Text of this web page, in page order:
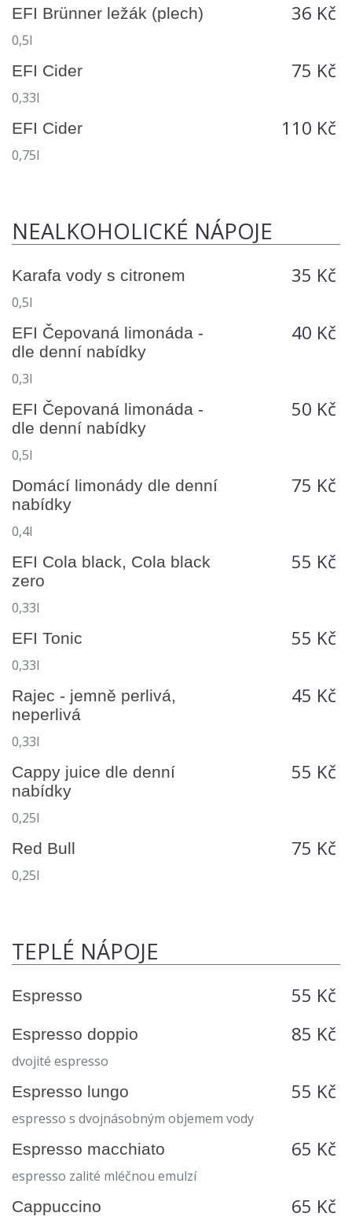
EFI Brünner ležák (plech) 36 Kč
0,5l
EFI Cider 75 Kč
0,33l
EFI Cider 110 Kč
0,75l
NEALKOHOLICKÉ NÁPOJE
Karafa vody s citronem 35 Kč
0,5l
EFI Čepovaná limonáda -
dle denní nabídky
40 Kč
0,3l
EFI Čepovaná limonáda -
dle denní nabídky
50 Kč
0,5l
Domácí limonády dle denní
nabídky
75 Kč
0,4l
EFI Cola black, Cola black
zero
55 Kč
0,33l
EFI Tonic 55 Kč
0,33l
Rajec - jemně perlivá,
neperlivá
45 Kč
0,33l
Cappy juice dle denní
nabídky
55 Kč
0,25l
Red Bull 75 Kč
0,25l
TEPLÉ NÁPOJE
Espresso 55 Kč
Espresso doppio 85 Kč
dvojité espresso
Espresso lungo 55 Kč
espresso s dvojnásobným objemem vody
Espresso macchiato 65 Kč
espresso zalité mléčnou emulzí
Cappuccino 65 Kč